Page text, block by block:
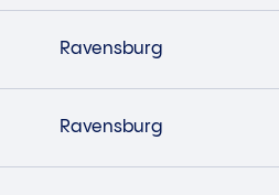
Ravensburg
Ravensburg